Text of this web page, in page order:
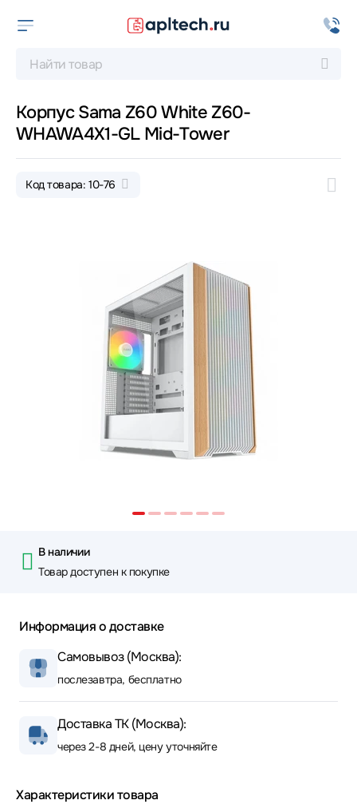
Корпус Sama Z60 White Z60-
WHAWA4X1-GL Mid-Tower
Код товара: 10-76
В наличии
Товар доступен к покупке
Информация о доставке
Самовывоз (Москва):
послезавтра, бесплатно
Доставка ТК (Москва):
через 2-8 дней, цену уточняйте
Характеристики товара